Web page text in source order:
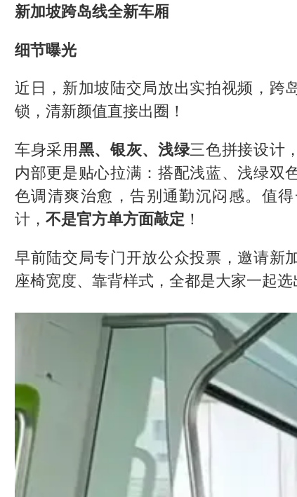
新加坡跨岛线全新车厢
细节曝光
近日，新加坡陆交局放出实拍视频，跨
锁，清新颜值直接出圈！
车身采用黑、银灰、浅绿三色拼接设计
内部更是贴心拉满：搭配浅蓝、浅绿双
色调清爽治愈，告别通勤沉闷感。值
计， 不是官方单方面敲定 ！
早前陆交局专门开放公众投票，邀请新
座椅宽度、靠背样式，全都是大家一起选